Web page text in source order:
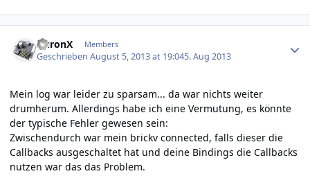
AuronX Members
GeschriebenAugust 5, 2013 at 19:045. Aug 2013
Mein log war leider zu sparsam... da war nichts weiter
drumherum. Allerdings habe ich eine Vermutung, es könnte
der typische Fehler gewesen sein:
Zwischendurch war mein brickv connected, falls dieser die
Callbacks ausgeschaltet hat und deine Bindings die Callbacks
nutzen war das das Problem.